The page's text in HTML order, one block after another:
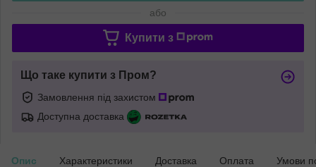
або
Купити з
Що таке купити з Пром?
Замовлення під захистом
Доступна доставка
Опис Характеристики Доставка Оплата Умови